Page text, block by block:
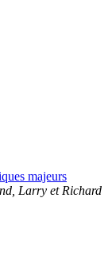
majeurs
, Larry et Richard